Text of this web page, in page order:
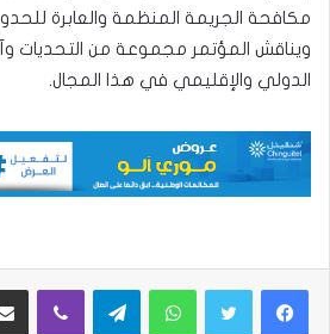
مكافحة الجريمة المنظمة والعابرة
ويناقش المؤتمر مجموعة من التحديات
الدولي والإقليمي في هذا المجال.
واتساب تيلقرام ڤايبر